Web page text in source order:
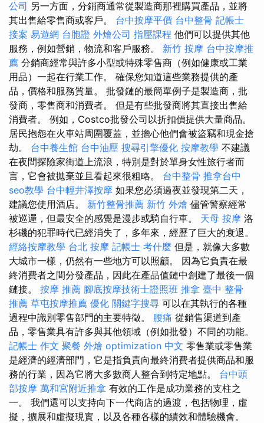
公司 另一方面，分銷商通常從製造商那裡購買產品，並將
其出售給零售商或客戶。 台中按摩平價 台中整骨 記帳士
接案 易遊網 台胞證 外燴公司 指壓課程 他們可以提供其他
服務，例如營銷，物流和客戶服務。 新竹 按摩 台中按摩推
薦 分銷商經常與許多小型或特殊零售商（例如健康或工業
用品）一起在行業工作。 確保您知道這些業務提供的產
品，價格和服務質量。 批發鏈的最簡單例子是製造商，批
發商，零售商和消費者。 但是有些批發商將其直接出售給
消費者。 例如，Costco批發公司以折扣價提供大量商品。
居民抱怨在火車站周圍覆蓋，並擔心他們會被盜竊和現金搶
劫。 台中養生館 台中油壓 搜尋引擎優化 按摩教學 不建議
在夜間探險家街道上流浪，特別是對於單身女性旅行者而
言，它會被拋棄並且看起來很粗略。 台中整骨 推拿台中
seo教學 台中輕井澤按摩 如果您必須過夜並發現第二天，
建議您使用酒店。 新竹整骨推薦 新竹 外燴 儘管警察經常
被巡邏，但最安全的感覺是漫步或騎自行車。 天母 按摩 洛
杉磯的犯罪時代已經消失了，多年來，經歷了巨大的衰退。
經絡按摩教學 台北 按摩 記帳士 考什麼 但是，就像大多數
大城市一樣，仍然有一些地方可以照顧。 因為它負責在最
終消費者之間分發產品，因此在產品值鏈中創建了最後一個
鏈接。 按摩 推薦 腳底按摩技術士證照班 推拿 臺中 整骨
推薦 草屯按摩推薦 優化 關鍵字搜尋 可以在其執行的各種
過程中識別零售部門的主要特徵。 腰痛 從銷售渠道到產
品，零售業具有許多與其他領域（例如批發）不同的功能。
記帳士 作文 聚餐 外燴 optimization 中文 零售業或零售業
是經濟的經濟部門，它是指負責向最終消費者提供商品和服
務的行業，因為它將大多數商人整合到特定地點。 台中頭
部按摩 萬和宮附近推拿 有效的工作是成功業務的支柱之
一。 我們還可以支持向下一代商店的過渡，包括物理，虛
擬，擴展和虛擬現實，以及各種各樣的績效和體驗機會。